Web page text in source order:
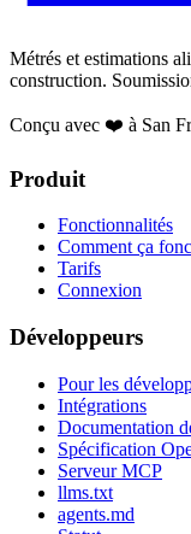
Métrés et estimations
construction.
Conçu avec ❤️ à San
Produit
Fonctionnalités
Comment ça
Tarifs
Connexion
Développeurs
Pour les
Intégrations
Documentation
Spécification
Serveur MCP
llms.txt
agents.md